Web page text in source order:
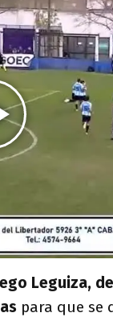
Leguiza,
para que se